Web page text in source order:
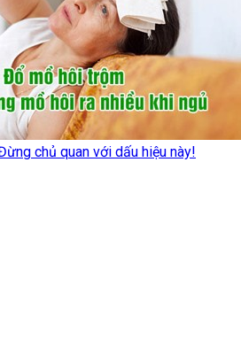
chủ quan với dấu hiệu này!